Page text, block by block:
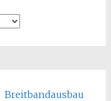
Breitbandausbau